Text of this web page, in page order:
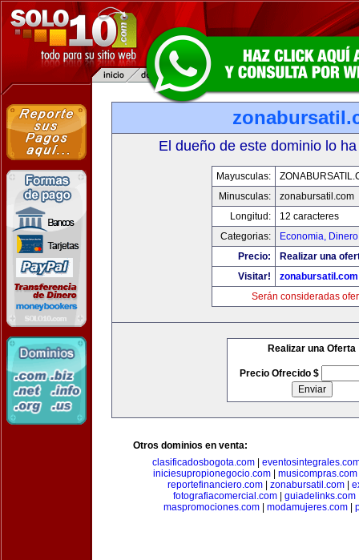
El dueño de este dominio lo
Mayusculas:
Minusculas:
zonabursatil.com
Longitud:
12 caracteres
Categorias:
Economia,
Precio:
Realizar una
Visitar!
zonabursatil.com
Serán consideradas
Realizar una Oferta
Precio Ofrecido $
Otros dominios en venta:
clasificadosbogota.com
iniciesupropionegocio.com
musicompras.com
reportefinanciero.com| zonabursatil.com|
fotografiacomercial.com
guiadelinks.com
maspromociones.com
modamujeres.com